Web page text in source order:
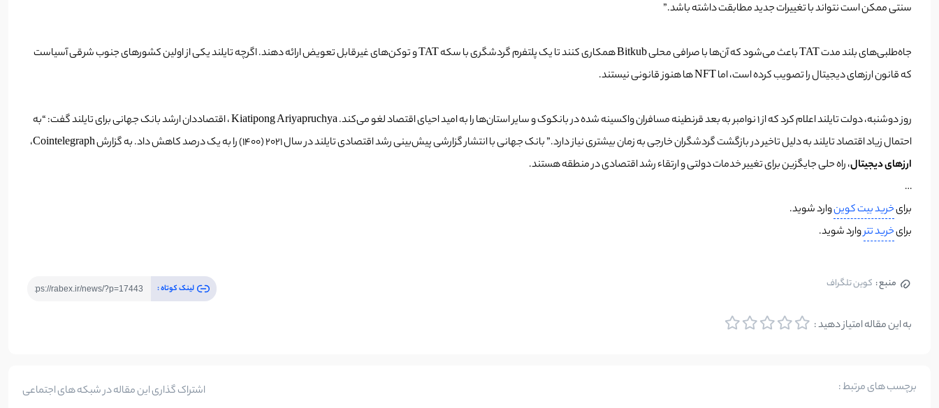
سنتی ممکن است نتواند با تغییرات جدید مطابقت داشته باشد.”
جاه‌طلبی‌های بلند مدت TAT باعث می‌شود که آن‌ها با صرافی محلی Bitkub همکاری کنند تا یک پلتفرم گردشگری با سکه TAT و توکن‌های غیرقابل تعویض ارائه دهند. اگرچه تایلند یکی از اولین کشورهای جنوب شرقی آسیاست
که قانون ارزهای دیجیتال را تصویب کرده است، اما NFT ها هنوز قانونی نیستند.
روز دوشنبه، دولت تایلند اعلام کرد که از 1 نوامبر به بعد قرنطینه مسافران واکسینه شده در بانکوک و سایر استان‌ها را به امید احیای اقتصاد لغو می‌کند. Kiatipong Ariyapruchya ، اقتصاددان ارشد بانک جهانی برای تایلند گفت: “به
احتمال زیاد اقتصاد تایلند به دلیل تاخیر در بازگشت گردشگران خارجی به زمان بیشتری نیاز دارد.” بانک جهانی با انتشار گزارشی پیش‌بینی رشد اقتصادی تایلند در سال 2021 (1400) را به یک درصد کاهش داد. به گزارش Cointelegraph،
ارزهای دیجیتال، راه حلی جایگزین برای تغییر خدمات دولتی و ارتقاء رشد اقتصادی در منطقه هستند.
…
برایخرید بیت کوینوارد شوید.
برایخرید تتروارد شوید.
منبع : کوین تلگراف
به این مقاله امتیاز دهید :
لینک کوتاه :
برچسب های مرتبط : اشتراک گذاری این مقاله در شبکه های اجتماعی